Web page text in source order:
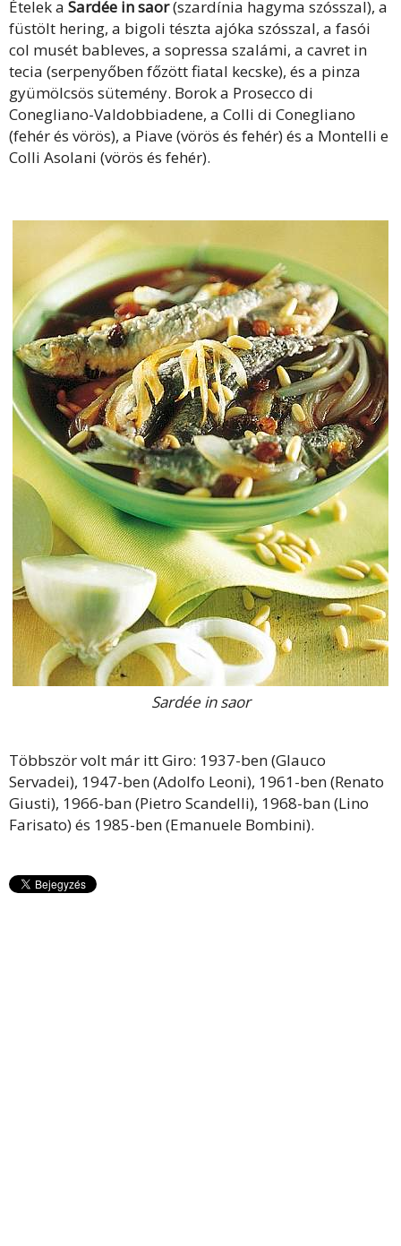
Ételek a Sardée in saor(szardínia hagyma szósszal), a
füstölt hering, a bigoli tészta ajóka szósszal, a fasói
col musét bableves, a sopressa szalámi, a cavret in
tecia (serpenyőben főzött fiatal kecske), és a pinza
gyümölcsös sütemény. Borok a Prosecco di
Conegliano-Valdobbiadene, a Colli di Conegliano
(fehér és vörös), a Piave (vörös és fehér) és a Montelli e
Colli Asolani (vörös és fehér).
Sardée in saor
Többször volt már itt Giro: 1937-ben (Glauco
Servadei), 1947-ben (Adolfo Leoni), 1961-ben (Renato
Giusti), 1966-ban (Pietro Scandelli), 1968-ban (Lino
Farisato) és 1985-ben (Emanuele Bombini).